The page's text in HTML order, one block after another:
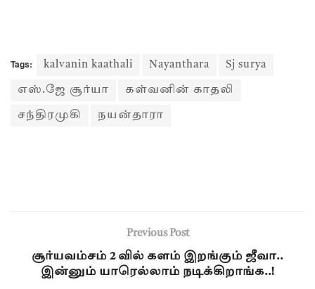
Tags: kalvanin kaathali Nayanthara Sj surya
எஸ்.ஜே சூர்யா கள்வனின் காதலி
சந்திரமுகி நயன்தாரா
Previous Post
சூர்யவம்சம் 2 வில் களம் இறங்கும் ஜீவா..
இன்னும் யாரெல்லாம் நடிக்கிறாங்க..!